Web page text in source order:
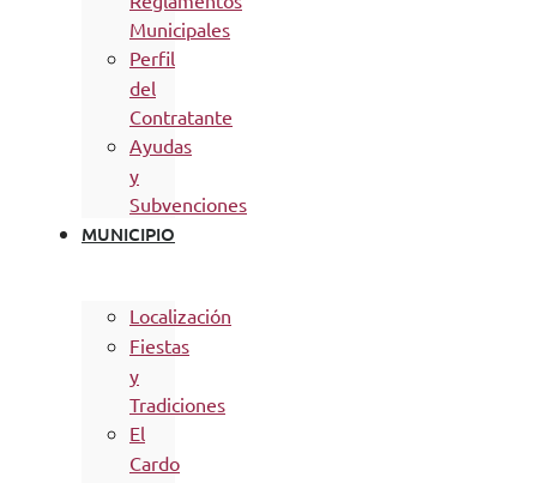
Municipales
Perfil
del
Contratante
Ayudas
y
Subvenciones
MUNICIPIO
Localización
Fiestas
y
Tradiciones
El
Cardo